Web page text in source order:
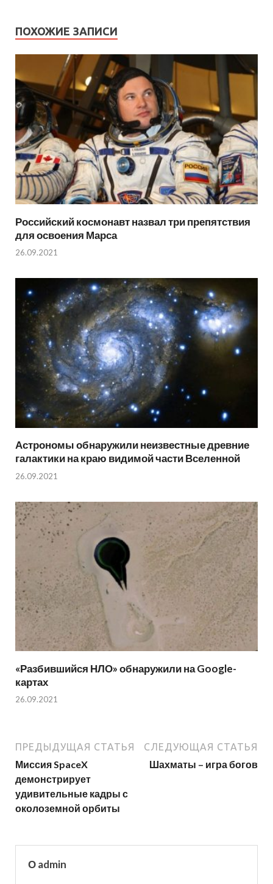
ПОХОЖИЕ ЗАПИСИ
Российский космонавт назвал три препятствия
для освоения Марса
26.09.2021
Астрономы обнаружили неизвестные древние
галактики на краю видимой части Вселенной
26.09.2021
«Разбившийся НЛО» обнаружили на Google-
картах
26.09.2021
ПРЕДЫДУЩАЯ СТАТЬЯ
Миссия SpaceX
демонстрирует
удивительные кадры с
околоземной орбиты
СЛЕДУЮЩАЯ СТАТЬЯ
Шахматы – игра богов
О admin